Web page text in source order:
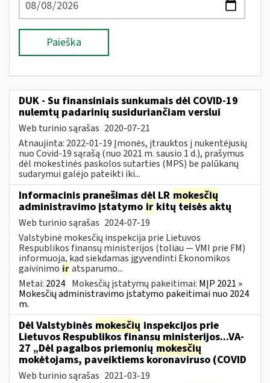
Paieška
DUK - Su finansiniais sunkumais dėl COVID-19
nulemtų padarinių susiduriančiam verslui
Web turinio sąrašas 2020-07-21
Atnaujinta: 2022-01-19 Įmonės, įtrauktos į nukentėjusių
nuo Covid-19 sąrašą (nuo 2021 m. sausio 1 d.), prašymus
dėl mokestinės paskolos sutarties (MPS) be palūkanų
sudarymui galėjo pateikti iki...
Informacinis pranešimas dėl LR mokesčių
administravimo įstatymo ir kitų teisės aktų
Web turinio sąrašas 2024-07-19
Valstybinė mokesčių inspekcija prie Lietuvos
Respublikos finansų ministerijos (toliau — VMI prie FM)
informuoja, kad siekdamas įgyvendinti Ekonomikos
gaivinimo iratsparumo...
Metai: 2024 Mokesčių įstatymų pakeitimai: MĮP 2021 »
Mokesčių administravimo įstatymo pakeitimai nuo 2024
m.
Dėl Valstybinės mokesčių inspekcijos prie
Lietuvos Respublikos finansų ministerijos...VA-
27 „Dėl pagalbos priemonių mokesčių
mokėtojams, paveiktiems koronaviruso (COVID
Web turinio sąrašas 2021-03-19